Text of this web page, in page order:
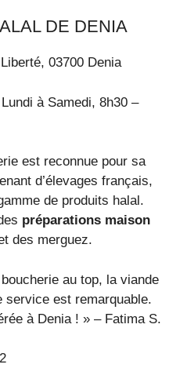
DE DENIA
03700 Denia
Lundi à Samedi, 8h30 –
est reconnue pour sa
d’élevages français,
de produits halal.
préparations maison
des merguez.
au top, la viande
est remarquable.
à Denia ! » – Fatima S.